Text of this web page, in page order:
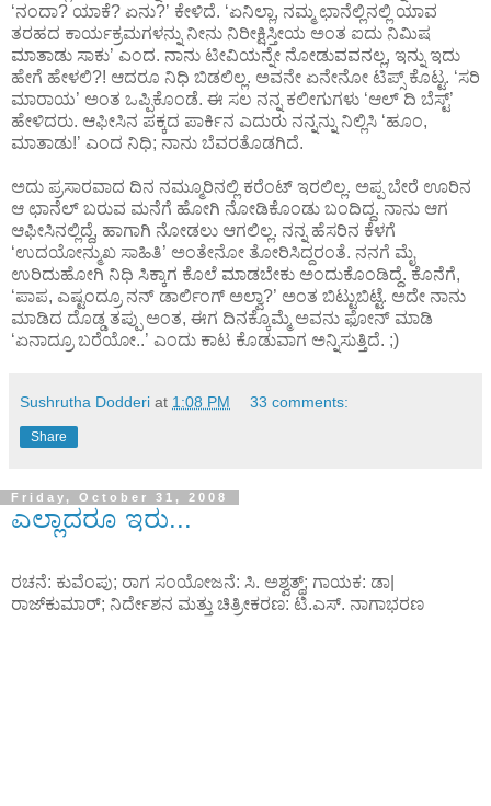
‘ನಂದಾ? ಯಾಕೆ? ಏನು?’ ಕೇಳಿದೆ. ‘ಏನಿಲ್ಲಾ, ನಮ್ಮ ಛಾನೆಲ್ಲಿನಲ್ಲಿ ಯಾವ
ತರಹದ ಕಾರ್ಯಕ್ರಮಗಳನ್ನು ನೀನು ನಿರೀಕ್ಷಿಸ್ತೀಯ ಅಂತ ಐದು ನಿಮಿಷ
ಮಾತಾಡು ಸಾಕು’ ಎಂದ. ನಾನು ಟೀವಿಯನ್ನೇ ನೋಡುವವನಲ್ಲ, ಇನ್ನು ಇದು
ಹೇಗೆ ಹೇಳಲಿ?! ಆದರೂ ನಿಧಿ ಬಿಡಲಿಲ್ಲ. ಅವನೇ ಏನೇನೋ ಟಿಪ್ಸ್ ಕೊಟ್ಟ. ‘ಸರಿ
ಮಾರಾಯ’ ಅಂತ ಒಪ್ಪಿಕೊಂಡೆ. ಈ ಸಲ ನನ್ನ ಕಲೀಗುಗಳು ‘ಆಲ್ ದಿ ಬೆಸ್ಟ್’
ಹೇಳಿದರು. ಆಫೀಸಿನ ಪಕ್ಕದ ಪಾರ್ಕಿನ ಎದುರು ನನ್ನನ್ನು ನಿಲ್ಲಿಸಿ ‘ಹೂಂ,
ಮಾತಾಡು!’ ಎಂದ ನಿಧಿ; ನಾನು ಬೆವರತೊಡಗಿದೆ.
ಅದು ಪ್ರಸಾರವಾದ ದಿನ ನಮ್ಮೂರಿನಲ್ಲಿ ಕರೆಂಟ್ ಇರಲಿಲ್ಲ. ಅಪ್ಪ ಬೇರೆ ಊರಿನ
ಆ ಛಾನೆಲ್ ಬರುವ ಮನೆಗೆ ಹೋಗಿ ನೋಡಿಕೊಂಡು ಬಂದಿದ್ದ. ನಾನು ಆಗ
ಆಫೀಸಿನಲ್ಲಿದ್ದೆ, ಹಾಗಾಗಿ ನೋಡಲು ಆಗಲಿಲ್ಲ. ನನ್ನ ಹೆಸರಿನ ಕೆಳಗೆ
‘ಉದಯೋನ್ಮುಖ ಸಾಹಿತಿ’ ಅಂತೇನೋ ತೋರಿಸಿದ್ದರಂತೆ. ನನಗೆ ಮೈ
ಉರಿದುಹೋಗಿ ನಿಧಿ ಸಿಕ್ಕಾಗ ಕೊಲೆ ಮಾಡಬೇಕು ಅಂದುಕೊಂಡಿದ್ದೆ. ಕೊನೆಗೆ,
‘ಪಾಪ, ಎಷ್ಟಂದ್ರೂ ನನ್ ಡಾರ್ಲಿಂಗ್ ಅಲ್ವಾ?’ ಅಂತ ಬಿಟ್ಟುಬಿಟ್ಟೆ. ಅದೇ ನಾನು
ಮಾಡಿದ ದೊಡ್ಡ ತಪ್ಪು ಅಂತ, ಈಗ ದಿನಕ್ಕೊಮ್ಮೆ ಅವನು ಫೋನ್ ಮಾಡಿ
‘ಏನಾದ್ರೂ ಬರೆಯೋ..’ ಎಂದು ಕಾಟ ಕೊಡುವಾಗ ಅನ್ನಿಸುತ್ತಿದೆ. ;)
Sushrutha Dodderi at 1:08 PM 33 comments:
Share
Friday, October 31, 2008
ಎಲ್ಲಾದರೂ ಇರು...
ರಚನೆ: ಕುವೆಂಪು; ರಾಗ ಸಂಯೋಜನೆ: ಸಿ. ಅಶ್ವತ್ಥ್; ಗಾಯಕ: ಡಾ|
ರಾಜ್‍ಕುಮಾರ್; ನಿರ್ದೇಶನ ಮತ್ತು ಚಿತ್ರೀಕರಣ: ಟಿ.ಎಸ್. ನಾಗಾಭರಣ